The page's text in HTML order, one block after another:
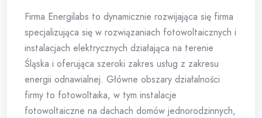
Firma Energilabs to dynamicznie rozwijająca się firma
specjalizująca się w rozwiązaniach fotowoltaicznych i
instalacjach elektrycznych działająca na terenie
Śląska i oferująca szeroki zakres usług z zakresu
energii odnawialnej. Główne obszary działalności
firmy to fotowoltaika, w tym instalacje
fotowoltaiczne na dachach domów jednorodzinnych,